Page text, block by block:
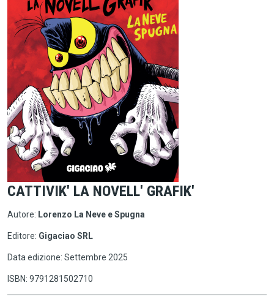
CATTIVIK' LA NOVELL' GRAFIK'
Autore: Lorenzo La Neve e Spugna
Editore: Gigaciao SRL
Data edizione: Settembre 2025
ISBN: 9791281502710